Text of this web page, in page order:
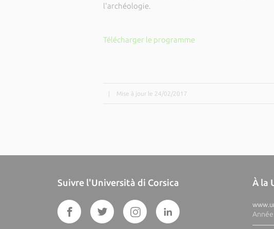
l'archéologie.
Télécharger le programme
Mise à jour le 24/02/2017
Suivre l'Università di Corsica À la